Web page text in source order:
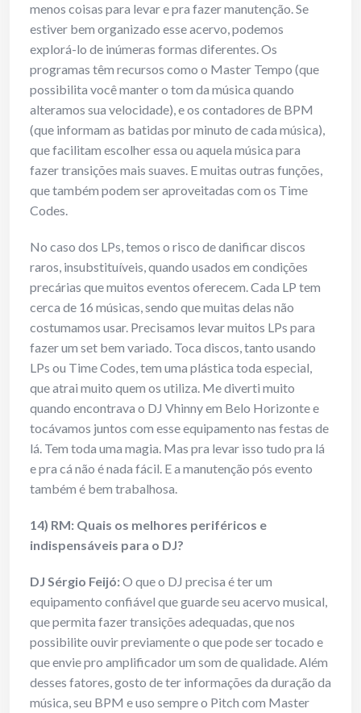
menos coisas para levar e pra fazer manutenção. Se
estiver bem organizado esse acervo, podemos
explorá-lo de inúmeras formas diferentes. Os
programas têm recursos como o Master Tempo (que
possibilita você manter o tom da música quando
alteramos sua velocidade), e os contadores de BPM
(que informam as batidas por minuto de cada música),
que facilitam escolher essa ou aquela música para
fazer transições mais suaves. E muitas outras funções,
que também podem ser aproveitadas com os Time
Codes.
No caso dos LPs, temos o risco de danificar discos
raros, insubstituíveis, quando usados em condições
precárias que muitos eventos oferecem. Cada LP tem
cerca de 16 músicas, sendo que muitas delas não
costumamos usar. Precisamos levar muitos LPs para
fazer um set bem variado. Toca discos, tanto usando
LPs ou Time Codes, tem uma plástica toda especial,
que atrai muito quem os utiliza. Me diverti muito
quando encontrava o DJ Vhinny em Belo Horizonte e
tocávamos juntos com esse equipamento nas festas de
lá. Tem toda uma magia. Mas pra levar isso tudo pra lá
e pra cá não é nada fácil. E a manutenção pós evento
também é bem trabalhosa.
14) RM: Quais os melhores periféricos e
indispensáveis para o DJ?
DJ Sérgio Feijó:O que o DJ precisa é ter um
equipamento confiável que guarde seu acervo musical,
que permita fazer transições adequadas, que nos
possibilite ouvir previamente o que pode ser tocado e
que envie pro amplificador um som de qualidade. Além
desses fatores, gosto de ter informações da duração da
música, seu BPM e uso sempre o Pitch com Master